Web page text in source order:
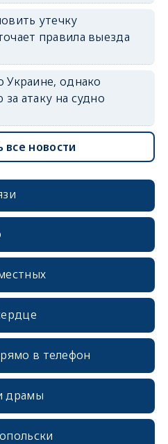
утечку
правила выезда
Украине, однако
атаку на судно
все новости
в телефон
драмы
erid: 2SDnjcrDNw6